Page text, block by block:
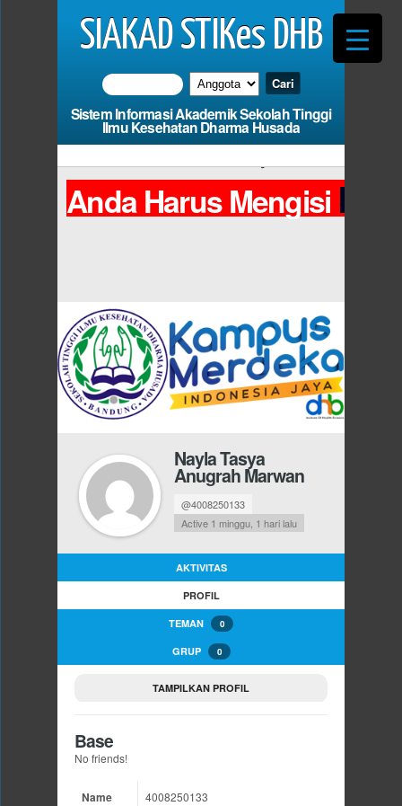
SIAKAD STIKes DHB
Sistem Informasi Akademik Sekolah Tinggi
Ilmu Kesehatan Dharma Husada
Informasi Kartu Ujian
Nayla Tasya
Anugrah Marwan
@4008250133
Active 1 minggu, 1 hari lalu
AKTIVITAS
PROFIL
TEMAN 0
GRUP 0
TAMPILKAN PROFIL
Base
No friends!
Name 4008250133